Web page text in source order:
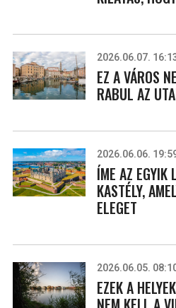
2026.06.07.
EZ A VÁROS
RABUL AZ
2026.06.06.
ÍME AZ EGYIK
KASTÉLY,
ELEGET
2026.06.05.
EZEK A